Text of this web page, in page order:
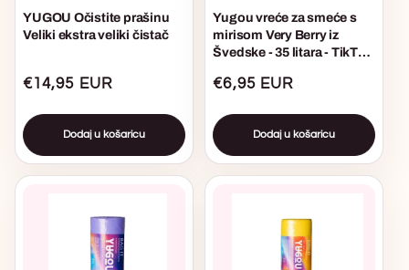
YUGOU Očistite prašinu
Veliki ekstra veliki čistač
Uobičajena
€14,95 EUR
Dodaj u košaricu
Yugou vreće za smeće s
mirisom Very Berry iz
Švedske - 35 litara - TikTok
Uobičajena
€6,95 EUR
Dodaj u košaricu